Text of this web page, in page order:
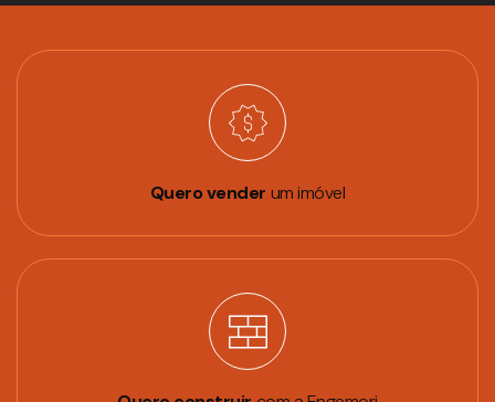
Quero vender um imóvel